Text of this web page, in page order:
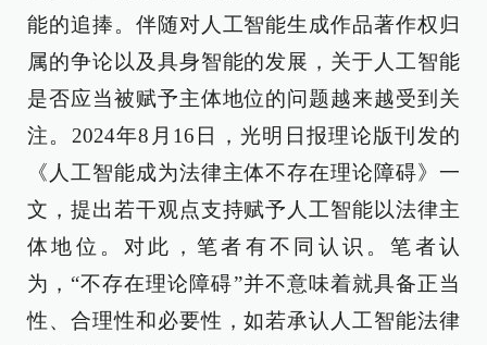
能的追捧。伴随对人工智能生成作品著作权归
属的争论以及具身智能的发展，关于人工智能
是否应当被赋予主体地位的问题越来越受到关
注。2024年8月16日，光明日报理论版刊发的
《人工智能成为法律主体不存在理论障碍》一
文，提出若干观点支持赋予人工智能以法律主
体地位。对此，笔者有不同认识。笔者认
为，“不存在理论障碍”并不意味着就具备正当
性、合理性和必要性，如若承认人工智能法律